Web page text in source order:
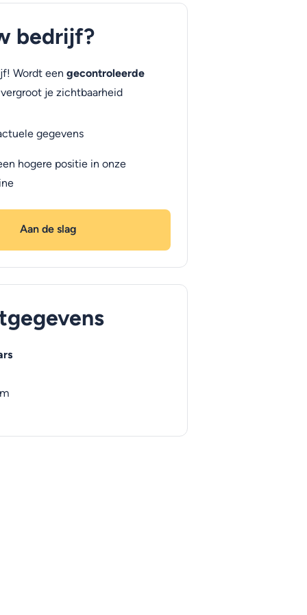
bedrijf?
Wordt een gecontroleerde
je zichtbaarheid
gegevens
hogere positie in onze
Aan de slag